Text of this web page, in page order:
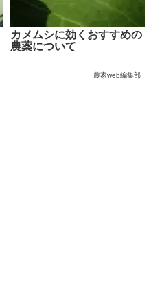
カメムシに効くおすすめの
農薬について
農家web編集部